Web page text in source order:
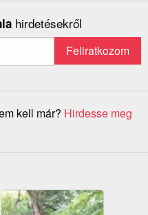
hirdetésekről
kell már? Hirdesse meg